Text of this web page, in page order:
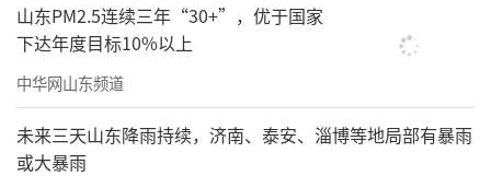
山东PM2.5连续三年“30+”，优于国家
下达年度目标10%以上
中华网山东频道
未来三天山东降雨持续，济南、泰安、淄博等地局部有暴雨
或大暴雨